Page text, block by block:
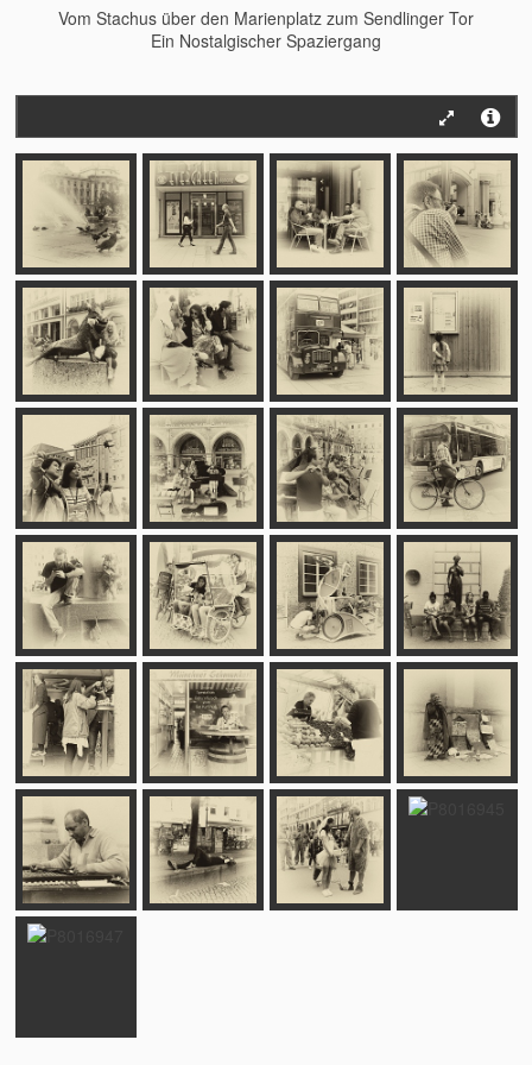
Vom Stachus über den Marienplatz zum Sendlinger Tor
Ein Nostalgischer Spaziergang